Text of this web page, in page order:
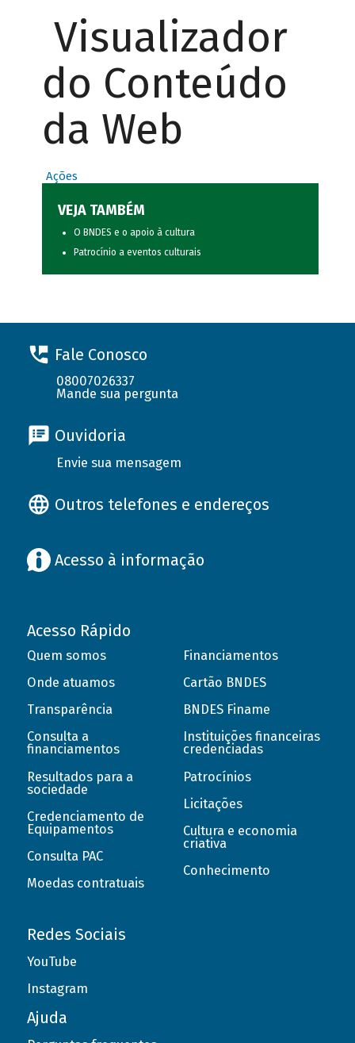
Visualizador
do Conteúdo
da Web
Ações
VEJA TAMBÉM
O BNDES e o apoio à cultura
Patrocínio a eventos culturais
Fale Conosco
08007026337
Mande sua pergunta
Ouvidoria
Envie sua mensagem
Outros telefones e endereços
Acesso à informação
Acesso Rápido
Quem somos
Onde atuamos
Transparência
Consulta a
financiamentos
Resultados para a
sociedade
Credenciamento de
Equipamentos
Consulta PAC
Moedas contratuais
Financiamentos
Cartão BNDES
BNDES Finame
Instituições financeiras
credenciadas
Patrocínios
Licitações
Cultura e economia
criativa
Conhecimento
Redes Sociais
YouTube
Instagram
Ajuda